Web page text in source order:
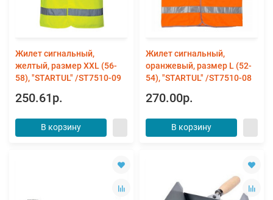
Жилет сигнальный,
желтый, размер XXL (56-
58), "STARTUL" /ST7510-09
250.61р.
В корзину
Жилет сигнальный,
оранжевый, размер L (52-
54), "STARTUL" /ST7510-08
270.00р.
В корзину